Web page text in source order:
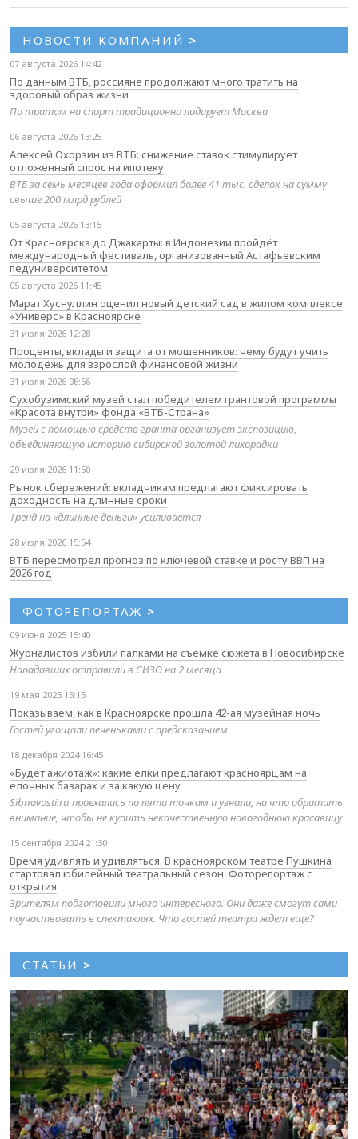
НОВОСТИ КОМПАНИЙ >
07 августа 2026 14:42
По данным ВТБ, россияне продолжают много тратить на
здоровый образ жизни
По тратам на спорт традиционно лидирует Москва
06 августа 2026 13:25
Алексей Охорзин из ВТБ: снижение ставок стимулирует
отложенный спрос на ипотеку
ВТБ за семь месяцев года оформил более 41 тыс. сделок на сумму
свыше 200 млрд рублей
05 августа 2026 13:15
От Красноярска до Джакарты: в Индонезии пройдёт
международный фестиваль, организованный Астафьевским
педуниверситетом
05 августа 2026 11:45
Марат Хуснуллин оценил новый детский сад в жилом комплексе
«Универс» в Красноярске
31 июля 2026 12:28
Проценты, вклады и защита от мошенников: чему будут учить
молодёжь для взрослой финансовой жизни
31 июля 2026 08:56
Сухобузимский музей стал победителем грантовой программы
«Красота внутри» фонда «ВТБ-Страна»
Музей с помощью средств гранта организует экспозицию,
объединяющую историю сибирской золотой лихорадки
29 июля 2026 11:50
Рынок сбережений: вкладчикам предлагают фиксировать
доходность на длинные сроки
Тренд на «длинные деньги» усиливается
28 июля 2026 15:54
ВТБ пересмотрел прогноз по ключевой ставке и росту ВВП на
2026 год
ФОТОРЕПОРТАЖ >
09 июня 2025 15:40
Журналистов избили палками на съемке сюжета в Новосибирске
Нападавших отправили в СИЗО на 2 месяца
19 мая 2025 15:15
Показываем, как в Красноярске прошла 42-ая музейная ночь
Гостей угощали печеньками с предсказанием
18 декабря 2024 16:45
«Будет ажиотаж»: какие елки предлагают красноярцам на
елочных базарах и за какую цену
Sibnovosti.ru проехались по пяти точкам и узнали, на что обратить
внимание, чтобы не купить некачественную новогоднюю красавицу
15 сентября 2024 21:30
Время удивлять и удивляться. В красноярском театре Пушкина
стартовал юбилейный театральный сезон. Фоторепортаж с
открытия
Зрителям подготовили много интересного. Они даже смогут сами
поучаствовать в спектаклях. Что гостей театра ждет еще?
СТАТЬИ >